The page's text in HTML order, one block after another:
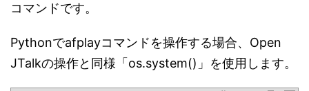
コマンドです。
Pythonでafplayコマンドを操作する場合、Open
JTalkの操作と同様「os.system()」を使用します。